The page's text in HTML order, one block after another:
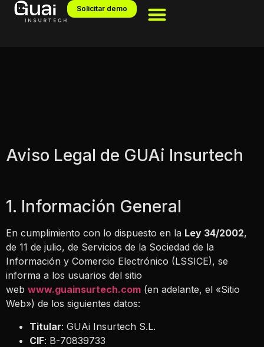
Solicitar demo
Aviso Legal de GUAi Insurtech
1. Información General
En cumplimiento con lo dispuesto en la Ley 34/2002,
de 11 de julio, de Servicios de la Sociedad de la
Información y Comercio Electrónico (LSSICE), se
informa a los usuarios del sitio
web www.guainsurtech.com (en adelante, el «Sitio
Web») de los siguientes datos:
Titular: GUAi Insurtech S.L.
CIF: B-70839733